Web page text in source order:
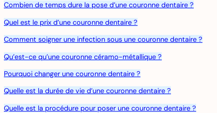
Combien de temps dure la pose d’une couronne dentaire ?
Quel est le prix d’une couronne dentaire ?
Comment soigner une infection sous une couronne dentaire ?
Qu’est-ce qu’une couronne céramo-métallique ?
Pourquoi changer une couronne dentaire ?
Quelle est la durée de vie d’une couronne dentaire ?
Quelle est la procédure pour poser une couronne dentaire ?